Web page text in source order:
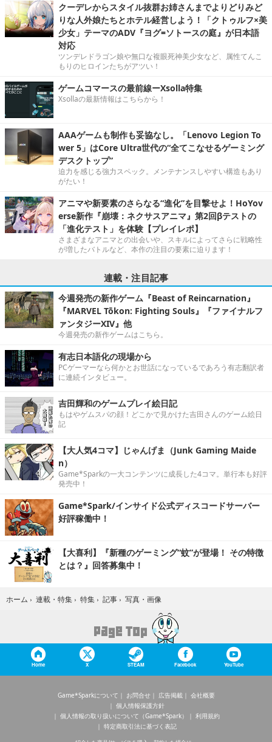
クーデレからスタイル抜群お姉さんまでよりどりみど
りな人外娘たちとホテル経営しよう！「クトゥルフ×美
少女」テーマのADV『ヨグ=ソトースの庭』が日本語
対応
ツンデレドラゴン娘や無口な複眼死神美少女など、属性てんこ
もりのヒロインたちがアツい！
ゲームコマースの最前線ーXsolla特集
Xsollaの最新情報はこちらから！
AAAゲームも制作も妥協なし。「Lenovo Legion To
wer 5」はCore Ultra世代の“全てこなせるゲーミング
デスクトップ”
迫力を感じる強力スペック。メンテナンスしやすい構造もあり
がたい！
アニマや新要素のさらなる“進化”を目撃せよ！HoYov
erse新作『崩壊：ネクサスアニマ』第2回βテストの
「進化テスト」を体験【プレイレポ】
さまざまなアニマとの出会いや、スキルによってさらに戦略性
が増したバトルなど、本作の注目の要素に迫ります！
連載・注目記事
今週発売の新作ゲーム『Beast of Reincarnation』
『MARVEL Tōkon: Fighting Souls』『ファイナルフ
ァンタジーXIV』他
今週発売の新作ゲームはこちら。
有志日本語化の現場から
PCゲーマーなら何かとお世話になっているであろう有志翻訳者
に連続インタビュー。
吉田輝和のゲームプレイ絵日記
もはやゲムスパの顔！どこかで見かけた吉田さんのゲーム絵日
記
【大人気4コマ】じゃんげま（Junk Gaming Maide
n）
Game*Sparkの一大コンテンツに成長した4コマ。単行本も好評
発売中！
Game*Spark/インサイド公式ディスコードサーバー
好評稼働中！
【大喜利】『新種のゲーミング“蚊”が登場！ その特徴
とは？』回答募集中！
ホーム › 連載・特集 › 特集 › 記事 › 写真・画像
Home X STEAM Facebook YouTube
Game*Sparkについて お問合せ 広告掲載
会社概要
個人情報保護方針
個人情報の取り扱いについて（Game*Spark）
利用規約
特定商取引法に基づく表記